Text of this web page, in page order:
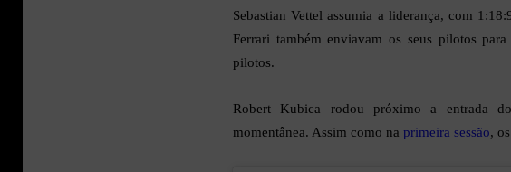
Sebastian Vettel assumia a liderança, com
Ferrari também enviavam os seus pilotos
pilotos.
Robert Kubica rodou próximo a entrada
momentânea. Assim como na primeira sessão,